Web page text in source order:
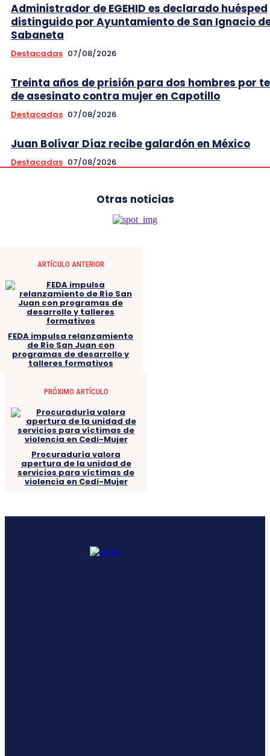
Administrador de EGEHID es declarado huésped
distinguido por Ayuntamiento de San Ignacio
Sabaneta
Destacadas 07/08/2026
Treinta años de prisión para dos hombres por
de asesinato contra mujer en Capotillo
Destacadas 07/08/2026
Juan Bolívar Díaz recibe galardón en México
Destacadas 07/08/2026
Otras noticias
ARTÍCULO ANTERIOR
FEDA impulsa relanzamiento
de Río San Juan con
programas de desarrollo y
talleres formativos
PRÓXIMO ARTÍCULO
Procuraduría valora
apertura de la unidad de
servicios para víctimas de
violencia en Cedi-Mujer